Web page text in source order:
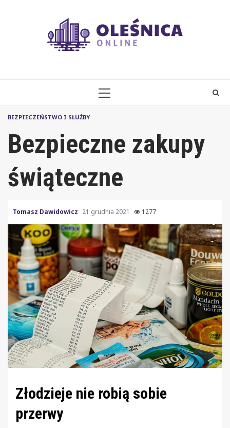
PRIMARY
BEZPIECZEŃSTWO I SŁUŻBY
Bezpieczne zakupy
świąteczne
Tomasz Dawidowicz 21 grudnia 2021 1277
Złodzieje nie robią sobie
przerwy